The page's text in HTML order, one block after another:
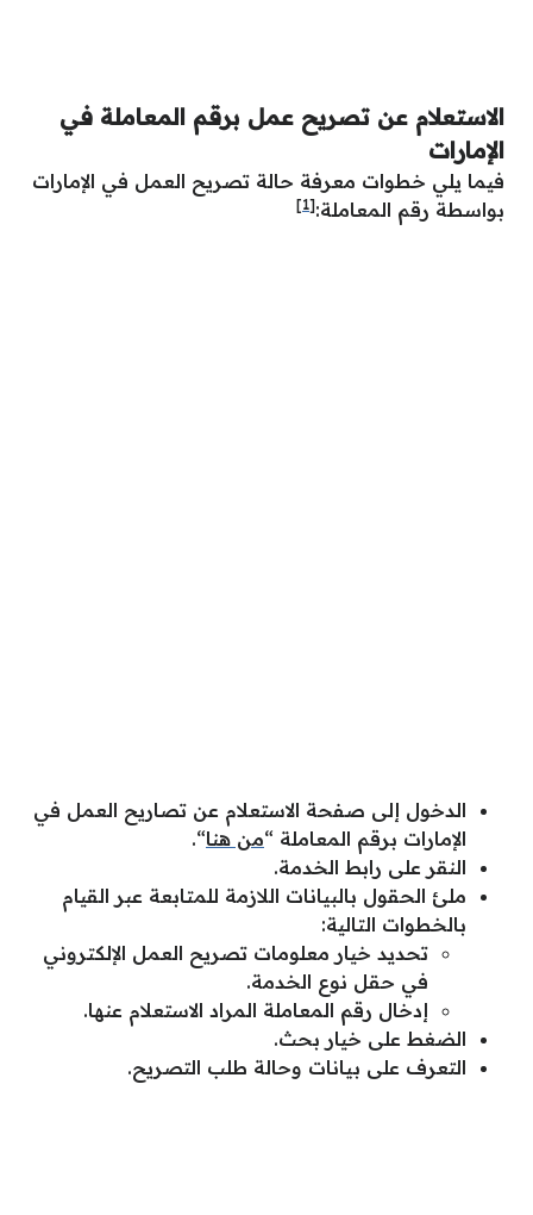
الاستعلام عن تصريح عمل برقم المعاملة في
الإمارات
فيما يلي خطوات معرفة حالة تصريح العمل في الإمارات
بواسطة رقم المعاملة:[1]
الدخول إلى صفحة الاستعلام عن تصاريح العمل في
الإمارات برقم المعاملة “من هنا“.
النقر على رابط الخدمة.
ملئ الحقول بالبيانات اللازمة للمتابعة عبر القيام
بالخطوات التالية:
تحديد خيار معلومات تصريح العمل الإلكتروني
في حقل نوع الخدمة.
إدخال رقم المعاملة المراد الاستعلام عنها.
الضغط على خيار بحث.
التعرف على بيانات وحالة طلب التصريح.